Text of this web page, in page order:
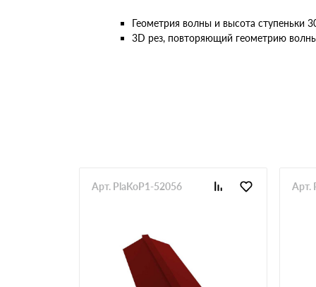
Геометрия волны и высота ступеньки
3D рез, повторяющий геометрию
Арт. PlaKoP1-52056 Арт.